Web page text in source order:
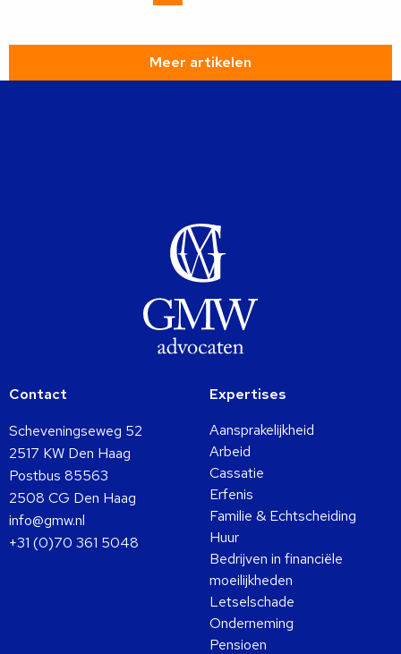
Meer artikelen
Contact
Scheveningseweg 52
2517 KW Den Haag
Postbus 85563
2508 CG Den Haag
info@gmw.nl
+31 (0)70 361 5048
Expertises
Aansprakelijkheid
Arbeid
Cassatie
Erfenis
Familie & Echtscheiding
Huur
Bedrijven in financiële
moeilijkheden
Letselschade
Onderneming
Pensioen